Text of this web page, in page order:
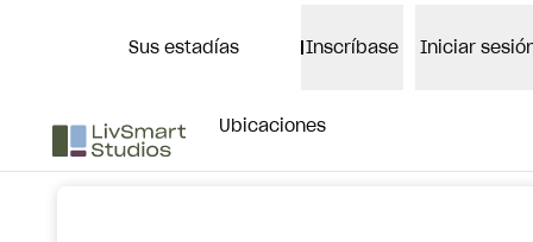
ABRIR MENÚ
Sus estadías Inscríbase Iniciar
Ubicaciones